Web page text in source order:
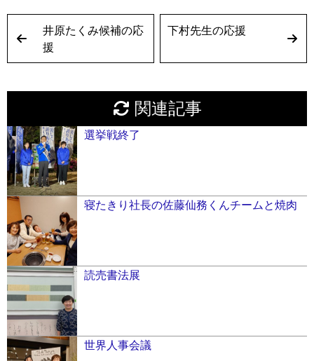
井原たくみ候補の応
援
下村先生の応援
関連記事
選挙戦終了
寝たきり社長の佐藤仙務くんチームと焼肉
読売書法展
世界人事会議